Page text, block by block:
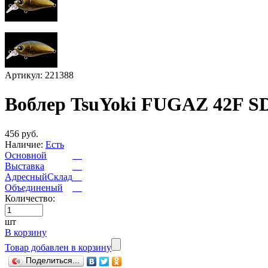
Артикул: 221388
Воблер TsuYoki FUGAZ 42F
456 руб.
Наличие: Есть
Основной
Выставка
АдресныйСклад
Объединеный
Количество:
шт
В корзину
Товар добавлен в корзину
Поделиться...